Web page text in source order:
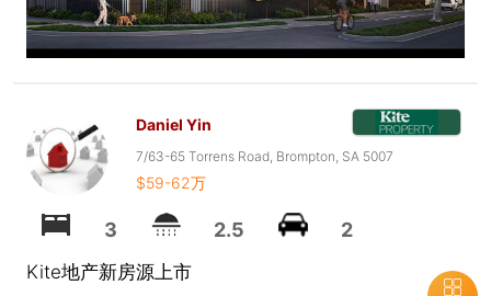
Daniel Yin
7/63-65 Torrens Road, Brompton, SA 5007
$59-62万
3 2.5 2
Kite地产新房源上市